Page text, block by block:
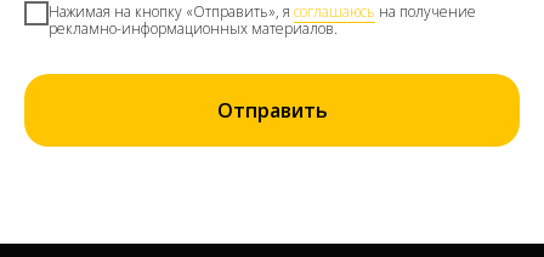
Нажимая на кнопку «Отправить», я соглашаюсь на получение
рекламно-информационных материалов.
Отправить